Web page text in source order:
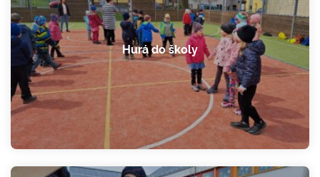
Hurá do školy